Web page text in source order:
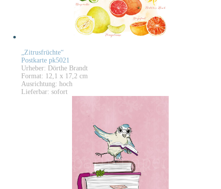
„Zitrusfrüchte“
Postkarte pk5021
Urheber: Dörthe Brandt
Format: 12,1 x 17,2 cm
Ausrichtung: hoch
Lieferbar: sofort